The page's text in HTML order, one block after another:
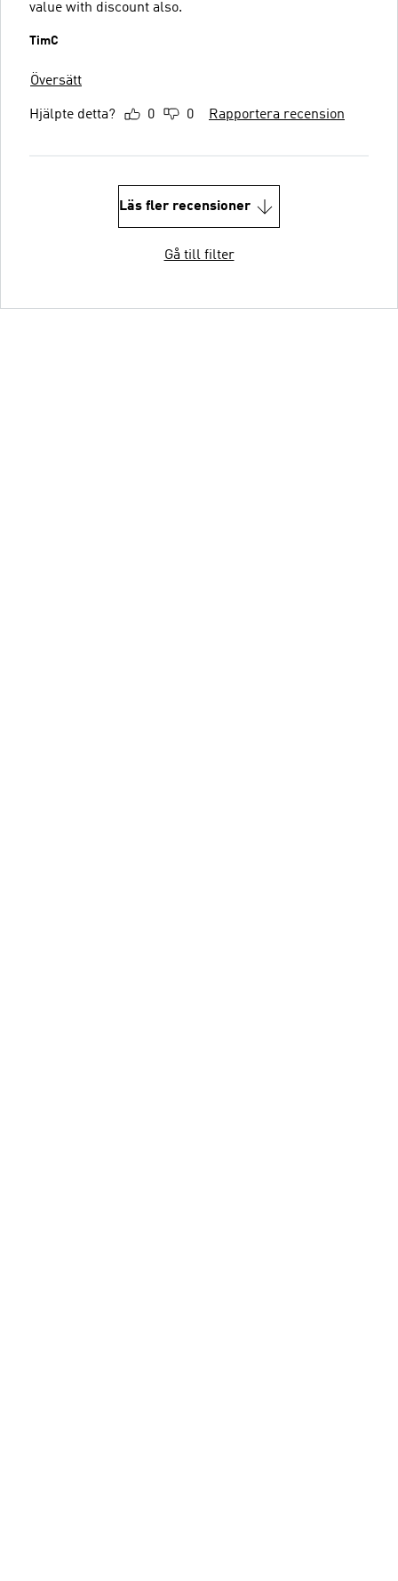
value with discount also.
TimC
Översätt
Hjälpte detta? 0 0 Rapportera recension
Läs fler recensioner
Gå till filter